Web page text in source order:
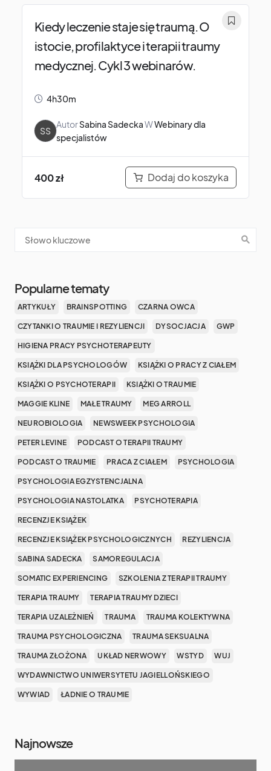
Kiedy leczenie staje się traumą. O
istocie, profilaktyce i terapii traumy
medycznej. Cykl 3 webinarów.
4h30m
SS
AutorSabina SadeckaWWebinary dla
specjalistów
400zł Dodaj do koszyka
Popularne tematy
ARTYKUŁY BRAINSPOTTING CZARNA OWCA
CZYTANKI O TRAUMIE I REZYLIENCJI DYSOCJACJA GWP
HIGIENA PRACY PSYCHOTERAPEUTY
KSIĄŻKI DLA PSYCHOLOGÓW KSIĄŻKI O PRACY Z CIAŁEM
KSIĄŻKI O PSYCHOTERAPII KSIĄŻKI O TRAUMIE
MAGGIE KLINE MAŁE TRAUMY MEG ARROLL
NEUROBIOLOGIA NEWSWEEK PSYCHOLOGIA
PETER LEVINE PODCAST O TERAPII TRAUMY
PODCAST O TRAUMIE PRACA Z CIAŁEM PSYCHOLOGIA
PSYCHOLOGIA EGZYSTENCJALNA
PSYCHOLOGIA NASTOLATKA PSYCHOTERAPIA
RECENZJE KSIĄŻEK
RECENZJE KSIĄŻEK PSYCHOLOGICZNYCH REZYLIENCJA
SABINA SADECKA SAMOREGULACJA
SOMATIC EXPERIENCING SZKOLENIA Z TERAPII TRAUMY
TERAPIA TRAUMY TERAPIA TRAUMY DZIECI
TERAPIA UZALEŻNIEŃ TRAUMA TRAUMA KOLEKTYWNA
TRAUMA PSYCHOLOGICZNA TRAUMA SEKSUALNA
TRAUMA ZŁOŻONA UKŁAD NERWOWY WSTYD WUJ
WYDAWNICTWO UNIWERSYTETU JAGIELLOŃSKIEGO
WYWIAD ŁADNIE O TRAUMIE
Najnowsze